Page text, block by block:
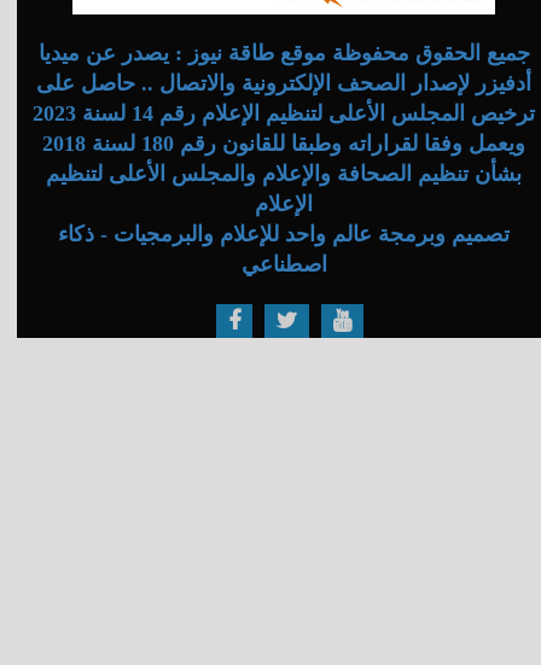
جميع الحقوق محفوظة موقع طاقة نيوز : يصدر عن ميديا
أدفيزر لإصدار الصحف الإلكترونية والاتصال .. حاصل على
ترخيص المجلس الأعلى لتنظيم الإعلام رقم 14 لسنة 2023
ويعمل وفقا لقراراته وطبقا للقانون رقم 180 لسنة 2018
بشأن تنظيم الصحافة والإعلام والمجلس الأعلى لتنظيم
الإعلام
تصميم وبرمجة عالم واحد للإعلام والبرمجيات - ذكاء
اصطناعي